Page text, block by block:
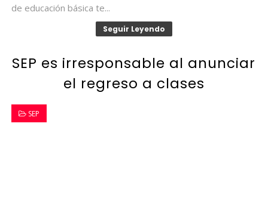
de educación básica te...
Seguir Leyendo
SEP es irresponsable al anunciar
el regreso a clases
SEP